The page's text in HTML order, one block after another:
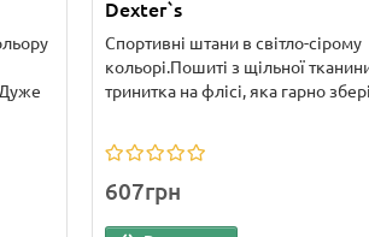
Дуже
Dexter`s
Спортивні штани в світло-сірому
кольорі.Пошиті з щільної
тринитка на флісі, яка гарно
607грн